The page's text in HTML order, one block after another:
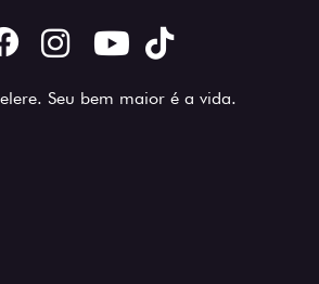
Seu bem maior é a vida.